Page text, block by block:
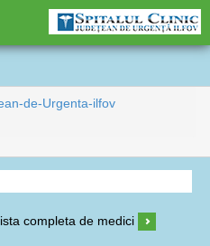
de-Urgenta-ilfov
completa de medici